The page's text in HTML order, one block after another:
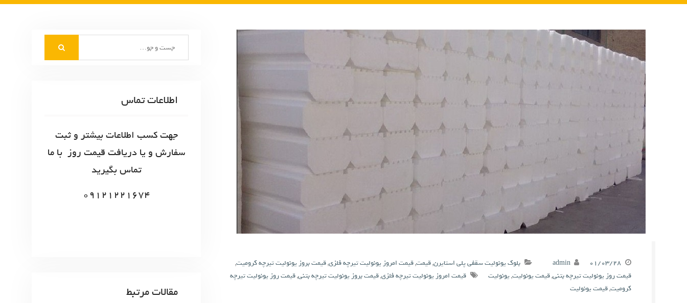
۰۱/۰۳/۲۸ admin بلوک یونولیت سقفی پلی استایرن,قیمت,قیمت امروز یونولیت تیرچه فلزی,قیمت بروز یونولیت تیرچه کرومیت,
قیمت روز یونولیت تیرچه بتنی,قیمت یونولیت,یونولیت قیمت امروز یونولیت تیرچه فلزی,قیمت بروز یونولیت تیرچه بتنی,قیمت روز یونولیت تیرچه
کرومیت,قیمت یونولیت
اطلاعات تماس
جهت کسب اطلاعات بیشتر و ثبت
سفارش و یا دریافت قیمت روز با ما
تماس بگیرید
09121221674
مقالات مرتبط